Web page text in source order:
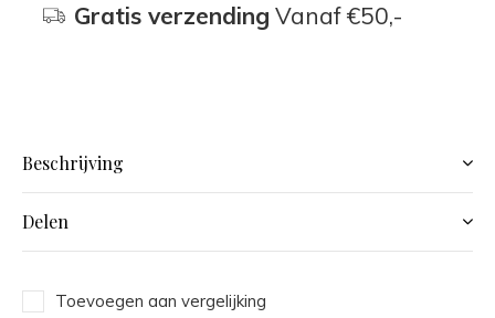
Gratis verzending Vanaf €50,-
Beschrijving
Delen
Toevoegen aan vergelijking